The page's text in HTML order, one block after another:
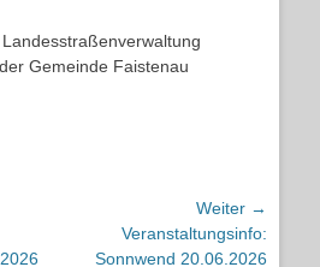
Gemeinde Faistenau
Weiter →
Beitrag:
Veranstaltungsinfo:
Sonnwend 20.06.2026